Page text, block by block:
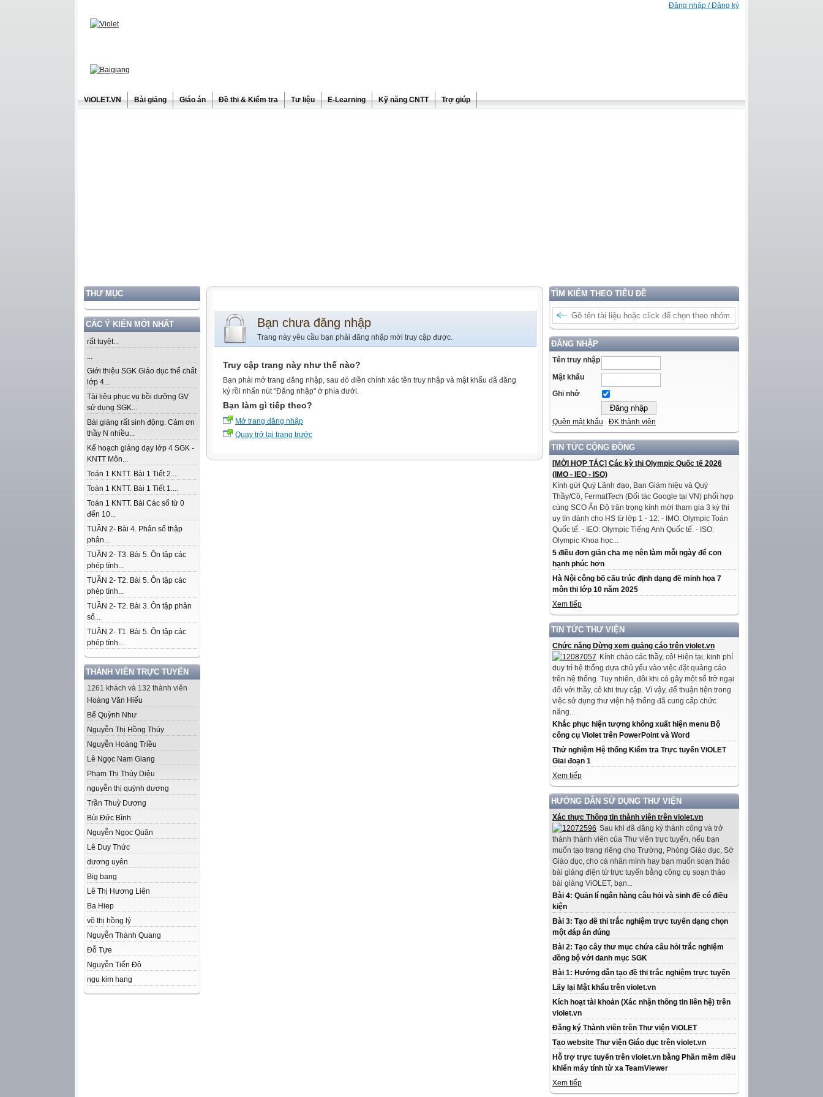
Đăng nhập / Đăng ký
ViOLET.VN Bài giảng Giáo án Đề thi & Kiểm tra Tư liệu E-Learning Kỹ năng CNTT Trợ giúp
THƯ MỤC
CÁC Ý KIẾN MỚI NHẤT
rất tuyệt...
...
Giới thiệu SGK Giáo dục thể chất
lớp 4...
Tài liệu phục vụ bồi dưỡng GV
sử dụng SGK...
Bài giảng rất sinh động. Cảm ơn
thầy N nhiều...
Kế hoạch giảng dạy lớp 4 SGK -
KNTT Môn...
Toán 1 KNTT. Bài 1 Tiết 2....
Toán 1 KNTT. Bài 1 Tiết 1....
Toán 1 KNTT. Bài Các số từ 0
đến 10...
TUẦN 2- Bài 4. Phân số thập
phân...
TUẦN 2- T3. Bài 5. Ôn tập các
phép tính...
TUẦN 2- T2. Bài 5. Ôn tập các
phép tính...
TUẦN 2- T2. Bài 3. Ôn tập phân
số...
TUẦN 2- T1. Bài 5. Ôn tập các
phép tính...
THÀNH VIÊN TRỰC TUYẾN
1261 khách và 132 thành viên
Hoàng Văn Hiếu
Bế Quỳnh Như
Nguyễn Thị Hồng Thúy
Nguyễn Hoàng Triều
Lê Ngọc Nam Giang
Phạm Thị Thúy Diệu
nguyễn thị quỳnh dương
Trần Thuỳ Dương
Bùi Đức Bình
Nguyễn Ngọc Quân
Lê Duy Thức
dương uyên
Big bang
Lê Thị Hương Liên
Ba Hiep
võ thị hồng lý
Nguyễn Thành Quang
Đỗ Tựe
Nguyễn Tiến Đô
ngu kim hang
TÌM KIẾM THEO TIÊU ĐỀ
ĐĂNG NHẬP
Tên truy nhập
Mật khẩu
Ghi nhớ
Quên mật khẩu ĐK thành viên
TIN TỨC CỘNG ĐỒNG
[MỜI HỢP TÁC] Các kỳ thi Olympic Quốc tế 2026
(IMO - IEO - ISO)
Kính gửi Quý Lãnh đạo, Ban Giám hiệu và Quý
Thầy/Cô, FermatTech (Đối tác Google tại VN) phối hợp
cùng SCO Ấn Độ trân trọng kính mời tham gia 3 kỳ thi
uy tín dành cho HS từ lớp 1 - 12: - IMO: Olympic Toán
Quốc tế. - IEO: Olympic Tiếng Anh Quốc tế. - ISO:
Olympic Khoa học...
5 điều đơn giản cha mẹ nên làm mỗi ngày để con
hạnh phúc hơn
Hà Nội công bố cấu trúc định dạng đề minh họa 7
môn thi lớp 10 năm 2025
Xem tiếp
TIN TỨC THƯ VIỆN
Chức năng Dừng xem quảng cáo trên violet.vn
Kính chào các thầy, cô! Hiện tại, kinh phí
duy trì hệ thống dựa chủ yếu vào việc đặt quảng cáo
trên hệ thống. Tuy nhiên, đôi khi có gây một số trở ngại
đối với thầy, cô khi truy cập. Vì vậy, để thuận tiện trong
việc sử dụng thư viện hệ thống đã cung cấp chức
năng...
Khắc phục hiện tượng không xuất hiện menu Bộ
công cụ Violet trên PowerPoint và Word
Thử nghiệm Hệ thống Kiểm tra Trực tuyến ViOLET
Giai đoạn 1
Xem tiếp
HƯỚNG DẪN SỬ DỤNG THƯ VIỆN
Xác thực Thông tin thành viên trên violet.vn
Sau khi đã đăng ký thành công và trở
thành thành viên của Thư viện trực tuyến, nếu bạn
muốn tạo trang riêng cho Trường, Phòng Giáo dục, Sở
Giáo dục, cho cá nhân mình hay bạn muốn soạn thảo
bài giảng điện tử trực tuyến bằng công cụ soạn thảo
bài giảng ViOLET, bạn...
Bài 4: Quản lí ngân hàng câu hỏi và sinh đề có điều
kiện
Bài 3: Tạo đề thi trắc nghiệm trực tuyến dạng chọn
một đáp án đúng
Bài 2: Tạo cây thư mục chứa câu hỏi trắc nghiệm
đồng bộ với danh mục SGK
Bài 1: Hướng dẫn tạo đề thi trắc nghiệm trực tuyến
Lấy lại Mật khẩu trên violet.vn
Kích hoạt tài khoản (Xác nhận thông tin liên hệ) trên
violet.vn
Đăng ký Thành viên trên Thư viện ViOLET
Tạo website Thư viện Giáo dục trên violet.vn
Hỗ trợ trực tuyến trên violet.vn bằng Phần mềm điều
khiển máy tính từ xa TeamViewer
Xem tiếp
Bạn chưa đăng nhập
Trang này yêu cầu bạn phải đăng nhập mới truy cập được.
Truy cập trang này như thế nào?
Bạn phải mở trang đăng nhập, sau đó điền chính xác tên truy nhập và mật khẩu đã đăng
ký rồi nhấn nút "Đăng nhập" ở phía dưới.
Bạn làm gì tiếp theo?
Mở trang đăng nhập
Quay trở lại trang trước